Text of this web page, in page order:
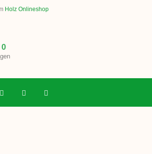
Holz Onlineshop